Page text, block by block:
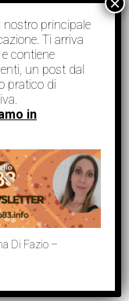
registrato.
nostro principale
Ti arriva
contiene
un post dal
pratico di
in
Di Fazio –